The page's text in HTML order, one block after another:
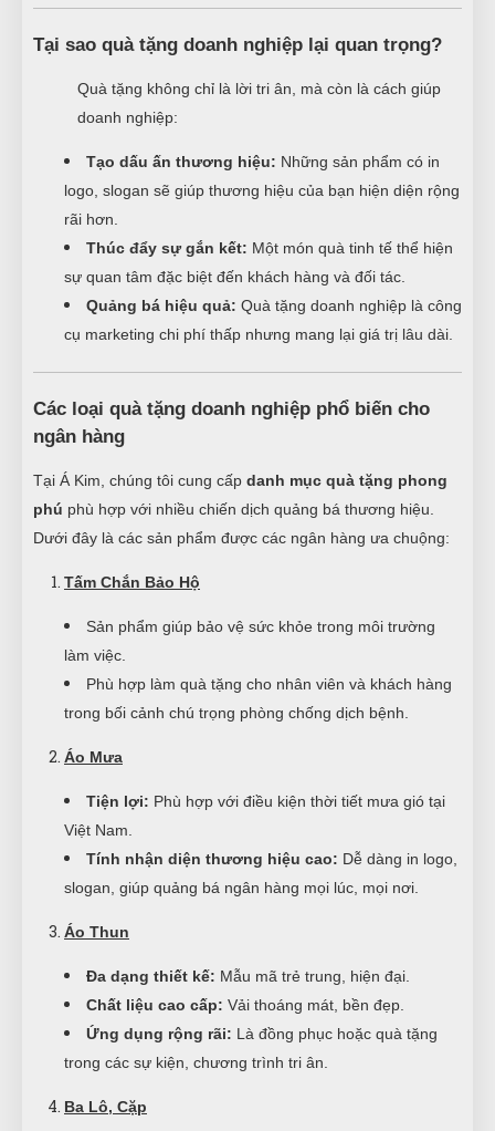
Tại sao quà tặng doanh nghiệp lại quan trọng?
Quà tặng không chỉ là lời tri ân, mà còn là cách giúp
doanh nghiệp:
Tạo dấu ấn thương hiệu: Những sản phẩm có in
logo, slogan sẽ giúp thương hiệu của bạn hiện diện rộng
rãi hơn.
Thúc đẩy sự gắn kết: Một món quà tinh tế thể hiện
sự quan tâm đặc biệt đến khách hàng và đối tác.
Quảng bá hiệu quả: Quà tặng doanh nghiệp là công
cụ marketing chi phí thấp nhưng mang lại giá trị lâu dài.
Các loại quà tặng doanh nghiệp phổ biến cho
ngân hàng
Tại Á Kim, chúng tôi cung cấp danh mục quà tặng phong
phú phù hợp với nhiều chiến dịch quảng bá thương hiệu.
Dưới đây là các sản phẩm được các ngân hàng ưa chuộng:
Tấm Chắn Bảo Hộ
Sản phẩm giúp bảo vệ sức khỏe trong môi trường
làm việc.
Phù hợp làm quà tặng cho nhân viên và khách hàng
trong bối cảnh chú trọng phòng chống dịch bệnh.
Áo Mưa
Tiện lợi: Phù hợp với điều kiện thời tiết mưa gió tại
Việt Nam.
Tính nhận diện thương hiệu cao: Dễ dàng in logo,
slogan, giúp quảng bá ngân hàng mọi lúc, mọi nơi.
Áo Thun
Đa dạng thiết kế: Mẫu mã trẻ trung, hiện đại.
Chất liệu cao cấp: Vải thoáng mát, bền đẹp.
Ứng dụng rộng rãi: Là đồng phục hoặc quà tặng
trong các sự kiện, chương trình tri ân.
Ba Lô, Cặp